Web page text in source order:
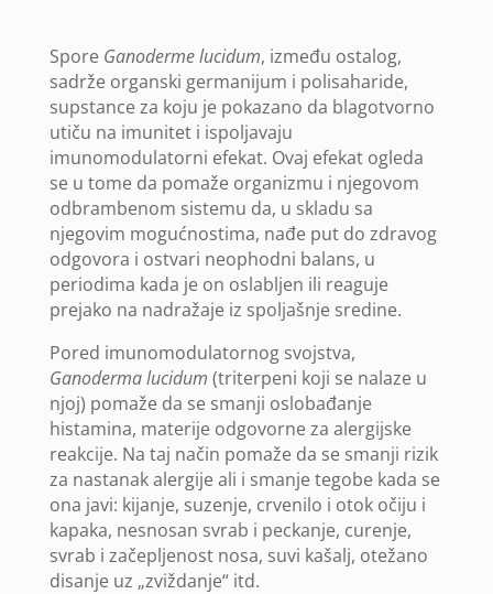
Spore Ganoderme lucidum, između ostalog,
sadrže organski germanijum i polisaharide,
supstance za koju je pokazano da blagotvorno
utiču na imunitet i ispoljavaju
imunomodulatorni efekat. Ovaj efekat ogleda
se u tome da pomaže organizmu i njegovom
odbrambenom sistemu da, u skladu sa
njegovim mogućnostima, nađe put do zdravog
odgovora i ostvari neophodni balans, u
periodima kada je on oslabljen ili reaguje
prejako na nadražaje iz spoljašnje sredine.
Pored imunomodulatornog svojstva,
Ganoderma lucidum (triterpeni koji se nalaze u
njoj) pomaže da se smanji oslobađanje
histamina, materije odgovorne za alergijske
reakcije. Na taj način pomaže da se smanji rizik
za nastanak alergije ali i smanje tegobe kada se
ona javi: kijanje, suzenje, crvenilo i otok očiju i
kapaka, nesnosan svrab i peckanje, curenje,
svrab i začepljenost nosa, suvi kašalj, otežano
disanje uz „zviždanje“ itd.